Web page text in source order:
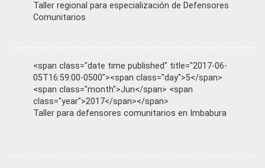
Taller regional para especialización de Defensores
Comunitarios
<span class="date time published" title="2017-06-
05T16:59:00-0500"><span class="day">5</span>
<span class="month">Jun</span> <span
class="year">2017</span></span>
Taller para defensores comunitarios en Imbabura